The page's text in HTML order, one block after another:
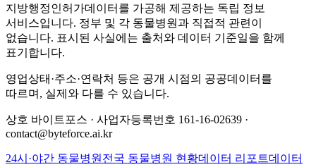
지방행정인허가데이터를 가공해 제공하는 독립 정보
서비스입니다. 정부 및 각 동물병원과 직접적 관련이
없습니다. 표시된 사실에는 출처와 데이터 기준일을 함께
표기합니다.
영업상태·주소·연락처 등은 공개 시점의 공공데이터를
따르며, 실제와 다를 수 있습니다.
상호 바이트포스 · 사업자등록번호 161-16-02639 ·
contact@byteforce.ai.kr
24시·야간 동물병원 전국 동물병원 현황데이터 리포트데이터